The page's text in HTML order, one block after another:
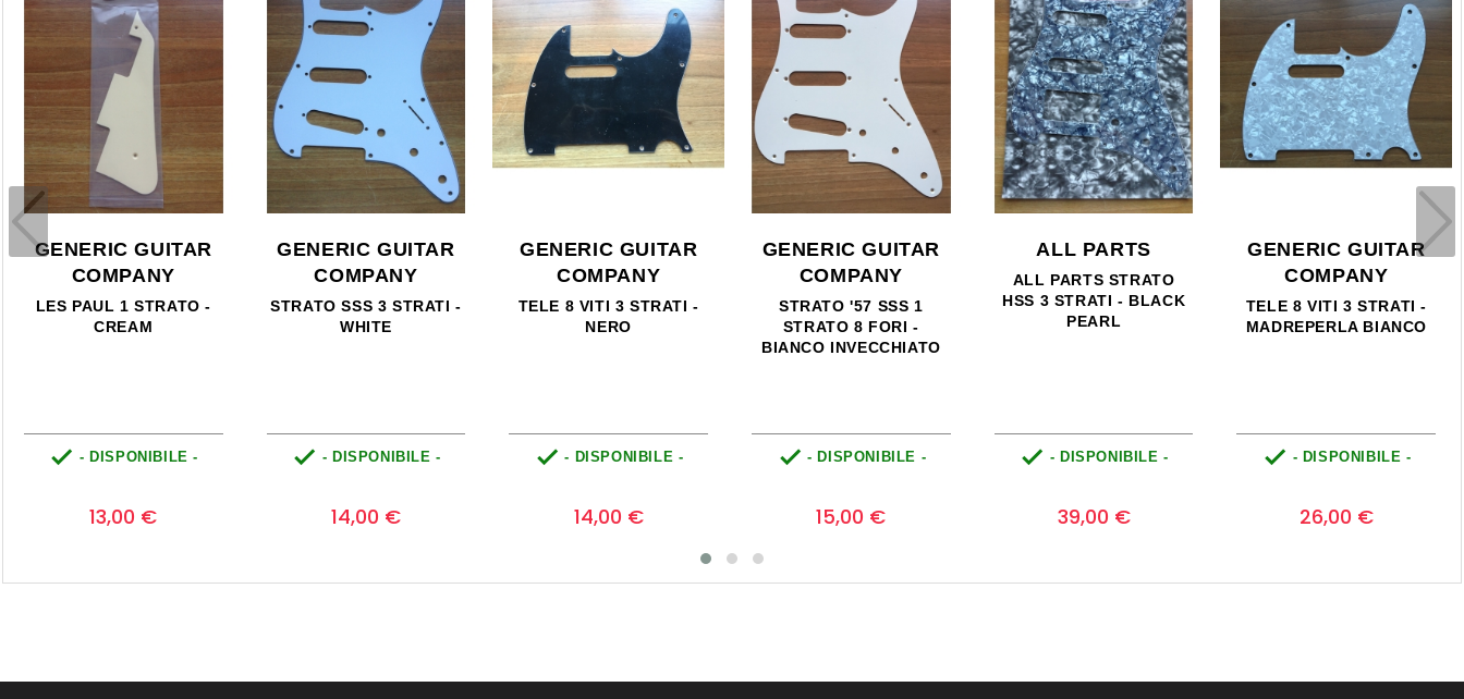
GENERIC GUITAR
COMPANY
LES PAUL 1 STRATO -
CREAM
 - DISPONIBILE -
13,00 €
GENERIC GUITAR
COMPANY
STRATO SSS 3 STRATI -
WHITE
 - DISPONIBILE -
14,00 €
GENERIC GUITAR
COMPANY
TELE 8 VITI 3 STRATI -
NERO
 - DISPONIBILE -
14,00 €
GENERIC GUITAR
COMPANY
STRATO '57 SSS 1
STRATO 8 FORI -
BIANCO INVECCHIATO
 - DISPONIBILE -
15,00 €
ALL PARTS
ALL PARTS STRATO
HSS 3 STRATI - BLACK
PEARL
 - DISPONIBILE -
39,00 €
GENERIC GUITAR
COMPANY
TELE 8 VITI 3 STRATI -
MADREPERLA BIANCO
 - DISPONIBILE -
26,00 €